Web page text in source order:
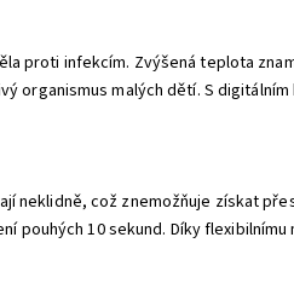
proti infekcím. Zvýšená teplota
organismus malých dětí. S
neklidně, což znemožňuje získat
pouhých 10 sekund. Díky